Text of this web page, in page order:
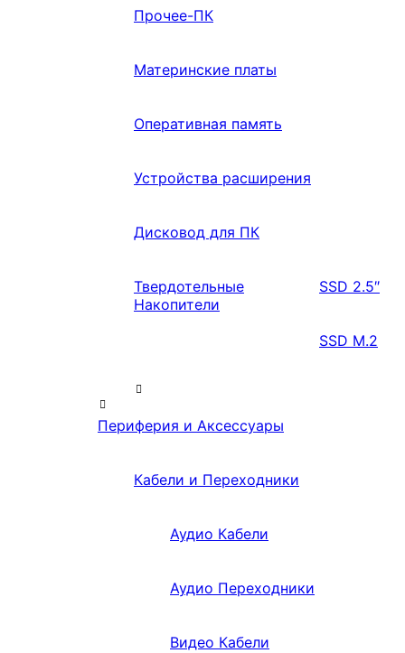
Прочее-ПК
Материнские платы
Оперативная память
Устройства расширения
Дисковод для ПК
Твердотельные
Накопители
SSD 2.5″
SSD M.2
Периферия и Аксессуары
Кабели и Переходники
Аудио Кабели
Аудио Переходники
Видео Кабели